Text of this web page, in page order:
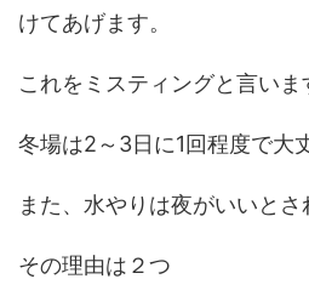
けてあげます。
これをミスティングと言いま
冬場は2～3日に1回程度で大
また、水やりは夜がいいとさ
その理由は２つ